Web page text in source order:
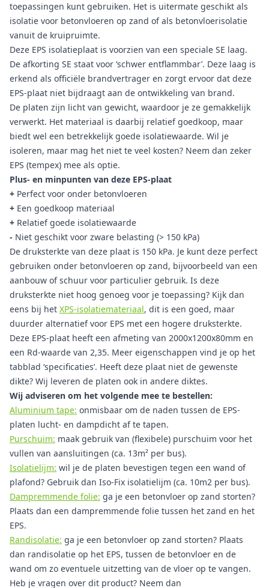
toepassingen kunt gebruiken. Het is uitermate geschikt als
isolatie voor betonvloeren op zand of als betonvloerisolatie
vanuit de kruipruimte.
Deze EPS isolatieplaat is voorzien van een speciale SE laag.
De afkorting SE staat voor ‘schwer entflammbar’. Deze laag is
erkend als officiële brandvertrager en zorgt ervoor dat deze
EPS-plaat niet bijdraagt aan de ontwikkeling van brand.
De platen zijn licht van gewicht, waardoor je ze gemakkelijk
verwerkt. Het materiaal is daarbij relatief goedkoop, maar
biedt wel een betrekkelijk goede isolatiewaarde. Wil je
isoleren, maar mag het niet te veel kosten? Neem dan zeker
EPS (tempex) mee als optie.
Plus- en minpunten van deze EPS-plaat
+ Perfect voor onder betonvloeren
+ Een goedkoop materiaal
+ Relatief goede isolatiewaarde
- Niet geschikt voor zware belasting (> 150 kPa)
De druksterkte van deze plaat is 150 kPa. Je kunt deze perfect
gebruiken onder betonvloeren op zand, bijvoorbeeld van een
aanbouw of schuur voor particulier gebruik. Is deze
druksterkte niet hoog genoeg voor je toepassing? Kijk dan
eens bij het XPS-isolatiemateriaal, dit is een goed, maar
duurder alternatief voor EPS met een hogere druksterkte.
Deze EPS-plaat heeft een afmeting van 2000x1200x80mm en
een Rd-waarde van 2,35. Meer eigenschappen vind je op het
tabblad ‘specificaties’. Heeft deze plaat niet de gewenste
dikte? Wij leveren de platen ook in andere diktes.
Wij adviseren om het volgende mee te bestellen:
Aluminium tape: onmisbaar om de naden tussen de EPS-
platen lucht- en dampdicht af te tapen.
Purschuim: maak gebruik van (flexibele) purschuim voor het
vullen van aansluitingen (ca. 13m² per bus).
Isolatielijm: wil je de platen bevestigen tegen een wand of
plafond? Gebruik dan Iso-Fix isolatielijm (ca. 10m2 per bus).
Dampremmende folie: ga je een betonvloer op zand storten?
Plaats dan een dampremmende folie tussen het zand en het
EPS.
Randisolatie: ga je een betonvloer op zand storten? Plaats
dan randisolatie op het EPS, tussen de betonvloer en de
wand om zo eventuele uitzetting van de vloer op te vangen.
Heb je vragen over dit product? Neem dan